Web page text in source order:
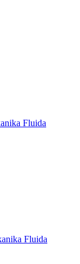
Fluida
Fluida